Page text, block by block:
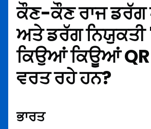
ਕੌਣ-ਕੌਣ ਰਾਜ ਡਰੱਗ
ਅਤੇ ਡਰੱਗ ਨਿਯੁਕਤੀ
ਕਿਉਆਂ ਕਿਊਆਂ
ਵਰਤ ਰਹੇ ਹਨ?
ਭਾਰਤ